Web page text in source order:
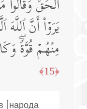
ٱلۡحَقِّ
یَرَوۡا۟ أَنَّ
مِنۡهُمۡ قُوَّةࣰۖ
﴿15﴾
[народа